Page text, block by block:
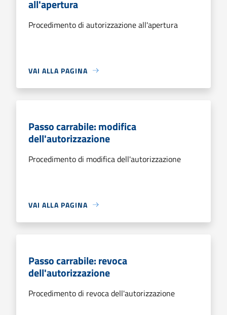
all'apertura
Procedimento di autorizzazione all'apertura
VAI ALLA PAGINA
Passo carrabile: modifica
dell'autorizzazione
Procedimento di modifica dell'autorizzazione
VAI ALLA PAGINA
Passo carrabile: revoca
dell'autorizzazione
Procedimento di revoca dell'autorizzazione